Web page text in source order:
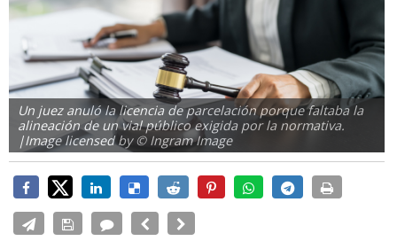
Un juez anuló la licencia de parcelación porque faltaba la
alineación de un vial público exigida por la normativa.
|Image licensed by © Ingram Image